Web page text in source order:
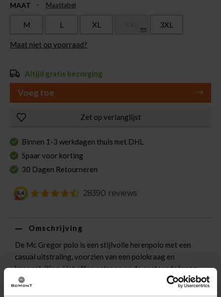
MAAT Maattabel
M L XL 3XL
Maat niet op voorraad?
Altijd gratis bezorging
Voeg toe
Zet op verlanglijst
Binnen 1-3 werkdagen thuis met DHL
Spaar voor korting
30 Dagen Retourneren
Omschrijving
De Mc Gregor polo is een stijlvolle herenpolo met een
casual uitstraling, voorzien van een polokraag en
knoopsluiting. Het effen patroon en de opstaande kraag
geven een tijdloze look. De korte mouwen en regular fit